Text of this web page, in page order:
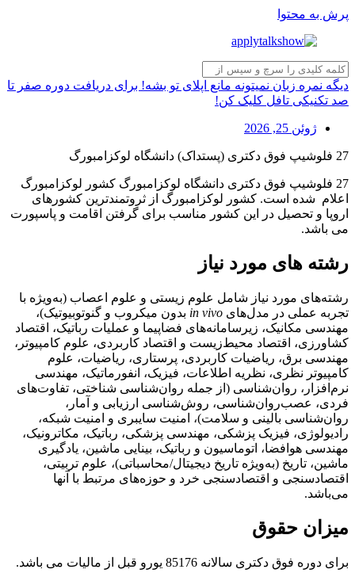
پرش به محتوا
دیگه نمره زبان نمیتونه مانع اپلای تو بشه! برای دریافت دوره صفر تا
صد تکنیکی تافل کلیک کن!
ژوئن 25, 2026
27 فلوشیپ فوق دکتری (پستداک) دانشگاه لوکزامبورگ
27 فلوشیپ فوق دکتری دانشگاه لوکزامبورگ کشور لوکزامبورگ
اعلام شده است. کشور لوکزامبورگ از ثروتمندترین کشورهای
اروپا و تحصیل در این کشور مناسب برای گرفتن اقامت و پاسپورت
می باشد.
رشته های مورد نیاز
رشته‌های مورد نیاز شامل علوم زیستی و علوم اعصاب (به‌ویژه با
تجربه عملی در مدل‌های in vivo بدون میکروب و گنوتوبیوتیک)،
مهندسی مکانیک، زیرسامانه‌های فضاپیما و عملیات رباتیک، اقتصاد
کشاورزی، اقتصاد محیط‌زیست و اقتصاد کاربردی، علوم کامپیوتر،
مهندسی برق، ریاضیات کاربردی، پرستاری، ریاضیات، علوم
کامپیوتر نظری، نظریه اطلاعات، فیزیک، انفورماتیک، مهندسی
نرم‌افزار، روان‌شناسی (از جمله روان‌شناسی شناختی، تفاوت‌های
فردی، عصب‌روان‌شناسی، روش‌شناسی ارزیابی و آمار،
روان‌شناسی بالینی و سلامت)، امنیت سایبری و امنیت شبکه،
رادیولوژی، فیزیک پزشکی، مهندسی پزشکی، رباتیک، مکاترونیک،
مهندسی هوافضا، اتوماسیون و رباتیک، بینایی ماشین، یادگیری
ماشین، تاریخ (به‌ویژه تاریخ دیجیتال/محاسباتی)، علوم تربیتی،
اقتصادسنجی و اقتصادسنجی خرد و حوزه‌های مرتبط با آنها
می‌باشد.
میزان حقوق
برای دوره فوق دکتری سالانه 85176 یورو قبل از مالیات می باشد.